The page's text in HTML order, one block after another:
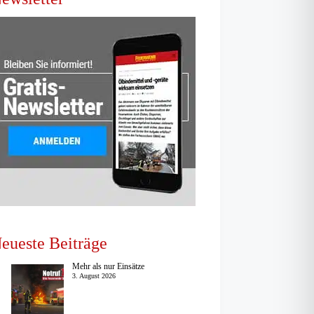
Beiträge
Mehr als nur Einsätze
3. August 2026